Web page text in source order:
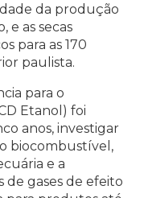
da produção
e as secas
para as 170
paulista.
para o
Etanol) foi
anos, investigar
biocombustível,
e a
de gases de efeito